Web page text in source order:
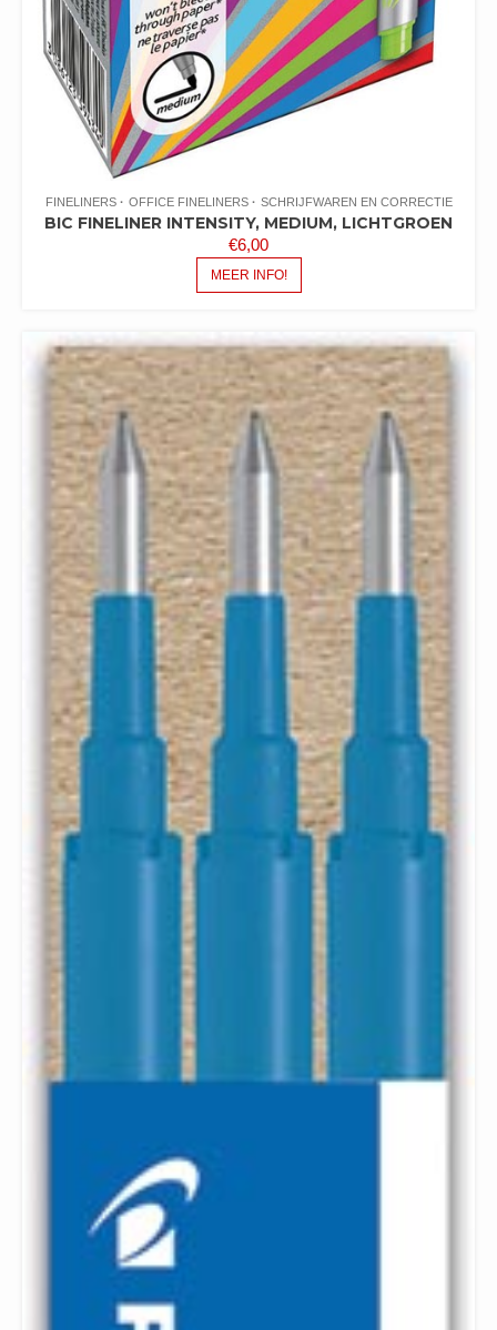
FINELINERS OFFICE FINELINERS SCHRIJFWAREN EN CORRECTIE
BIC FINELINER INTENSITY, MEDIUM, LICHTGROEN
€6,00
MEER INFO!